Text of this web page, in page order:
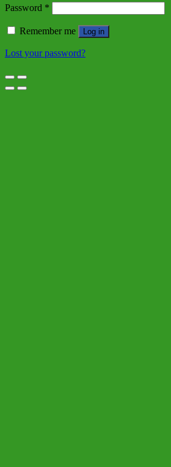
Password *
Remember me Log in
Lost your password?